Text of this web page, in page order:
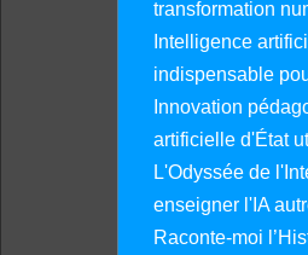
transformation
Intelligence
indispensable
Innovation
artificielle d'État
L'Odyssée de
enseigner l'IA
Raconte-moi